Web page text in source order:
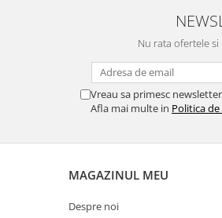
Nu rata ofertele
Vreau sa primesc
Afla mai multe in Politica
MAGAZINUL MEU
Despre noi